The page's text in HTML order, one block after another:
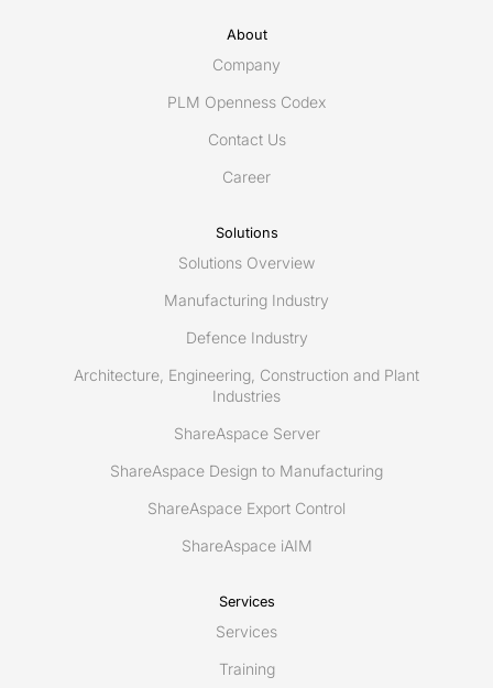
About
Company
PLM Openness Codex
Contact Us
Career
Solutions
Solutions Overview
Manufacturing Industry
Defence Industry
Architecture, Engineering, Construction and Plant
Industries
ShareAspace Server
ShareAspace Design to Manufacturing
ShareAspace Export Control
ShareAspace iAIM
Services
Services
Training